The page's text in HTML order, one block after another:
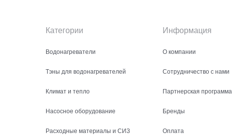
Категории
Водонагреватели
Тэны для водонагревателей
Климат и тепло
Насосное оборудование
Расходные материалы и СИЗ
Информация
О компании
Сотрудничество с нами
Партнерская программа
Бренды
Оплата